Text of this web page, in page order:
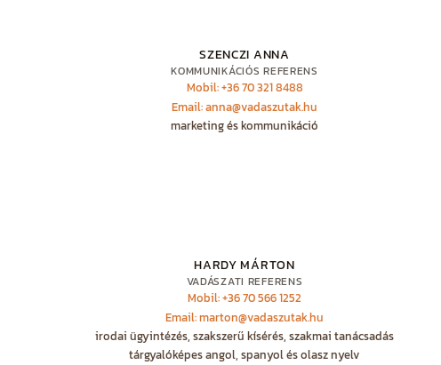
SZENCZI ANNA
KOMMUNIKÁCIÓS REFERENS
Mobil: +36 70 321 8488
Email: anna@vadaszutak.hu
marketing és kommunikáció
HARDY MÁRTON
VADÁSZATI REFERENS
Mobil: +36 70 566 1252
Email: marton@vadaszutak.hu
irodai ügyintézés, szakszerű kísérés, szakmai tanácsadás
tárgyalóképes angol, spanyol és olasz nyelv